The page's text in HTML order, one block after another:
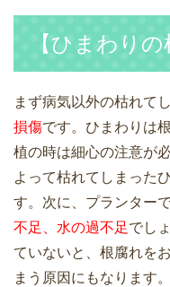
【ひまわりの
まず病気以外の枯れて
損傷です。ひまわりは
植の時は細心の注意が
よって枯れてしまった
す。次に、プランター
不足、水の過不足でし
ていないと、根腐れを
まう原因にもなります